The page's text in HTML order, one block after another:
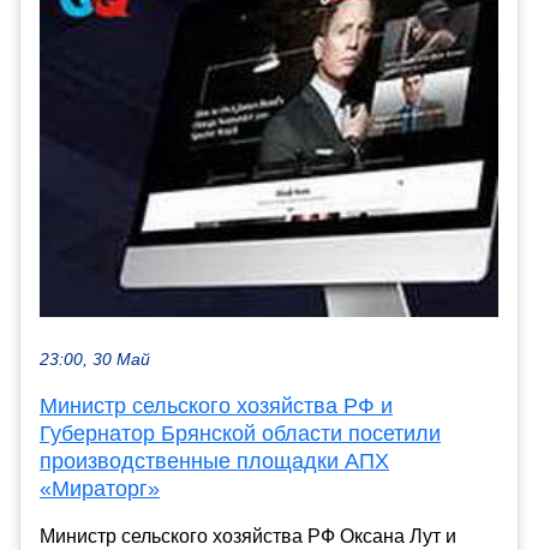
23:00, 30 Май
Министр сельского хозяйства РФ и
Губернатор Брянской области посетили
производственные площадки АПХ
«Мираторг»
Министр сельского хозяйства РФ Оксана Лут и